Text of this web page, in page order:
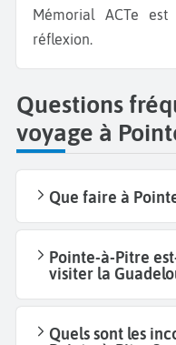
Mémorial ACTe
réflexion.
Questions
voyage à
Que faire à
Pointe-à-Pitre
visiter la
Quels sont les